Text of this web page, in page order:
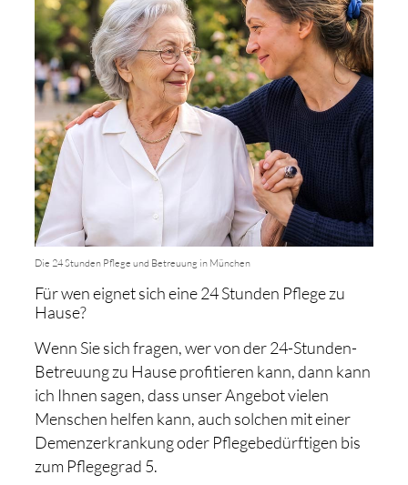
Die 24 Stunden Pflege und Betreuung in München
Für wen eignet sich eine 24 Stunden Pflege zu
Hause?
Wenn Sie sich fragen, wer von der 24-Stunden-
Betreuung zu Hause profitieren kann, dann kann
ich Ihnen sagen, dass unser Angebot vielen
Menschen helfen kann, auch solchen mit einer
Demenzerkrankung oder Pflegebedürftigen bis
zum Pflegegrad 5.